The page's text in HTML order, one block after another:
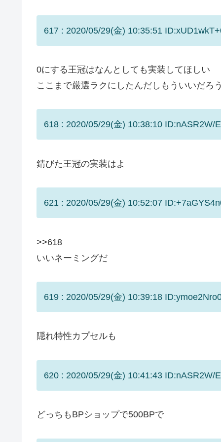
617 : 2020/05/29(金) 10:35:51
0にする王冠はなんとしても実装してほしい
ここまで厳選ラクにしたんだしもういいだろう
618 : 2020/05/29(金) 10:38:10 ID:nASR2W/
錆びた王冠の実装はよ
621 : 2020/05/29(金) 10:52:07
>>618
いいネーミングだ
619 : 2020/05/29(金) 10:39:18
隠れ特性カプセルも
620 : 2020/05/29(金) 10:41:43 ID:nASR2W/
どっちもBPショップで500BPで